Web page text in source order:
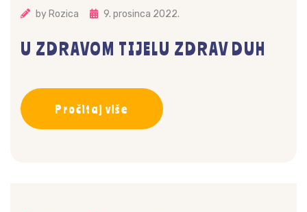
by Rozica 9. prosinca 2022.
U ZDRAVOM TIJELU ZDRAV DUH
Pročitaj više